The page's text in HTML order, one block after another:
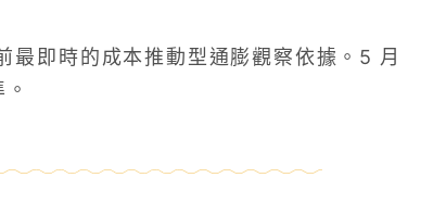
最即時的成本推動型通膨觀察依據。5 月